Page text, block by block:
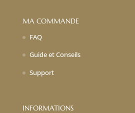
MA COMMANDE
FAQ
Guide et Conseils
Support
INFORMATIONS